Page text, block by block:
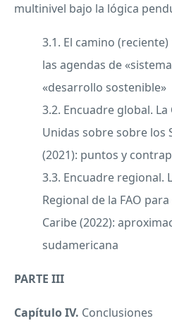
multinivel bajo la lógica
3.1. El camino
las agendas de
«desarrollo sostenible»
3.2. Encuadre global.
Unidas sobre sobre los
(2021): puntos y
3.3. Encuadre regional.
Regional de la FAO
Caribe (2022):
sudamericana
PARTE III
Capítulo IV. Conclusiones